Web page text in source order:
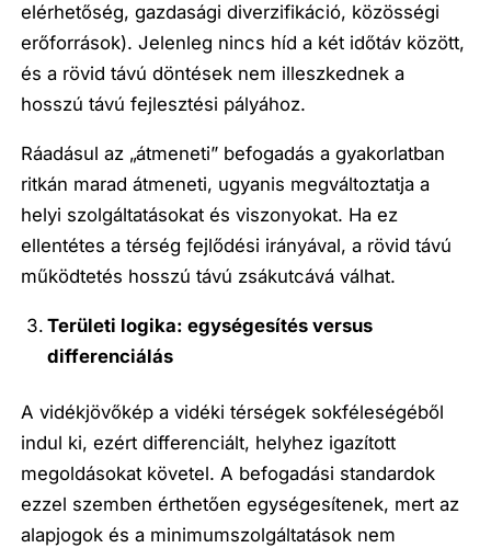
elérhetőség, gazdasági diverzifikáció, közösségi
erőforrások). Jelenleg nincs híd a két időtáv között,
és a rövid távú döntések nem illeszkednek a
hosszú távú fejlesztési pályához.
Ráadásul az „átmeneti” befogadás a gyakorlatban
ritkán marad átmeneti, ugyanis megváltoztatja a
helyi szolgáltatásokat és viszonyokat. Ha ez
ellentétes a térség fejlődési irányával, a rövid távú
működtetés hosszú távú zsákutcává válhat.
Területi logika: egységesítés versus
differenciálás
A vidékjövőkép a vidéki térségek sokféleségéből
indul ki, ezért differenciált, helyhez igazított
megoldásokat követel. A befogadási standardok
ezzel szemben érthetően egységesítenek, mert az
alapjogok és a minimumszolgáltatások nem